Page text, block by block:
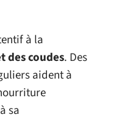
à la
des coudes. Des
aident à
sa